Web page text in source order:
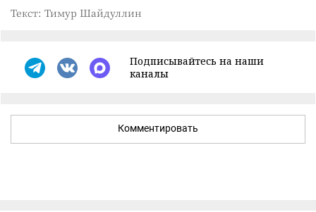
Текст: Тимур Шайдуллин
Подписывайтесь на наши
каналы
Комментировать